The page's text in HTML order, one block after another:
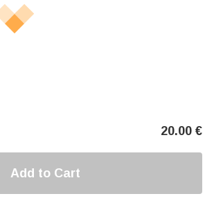
20.00 €
Add to Cart